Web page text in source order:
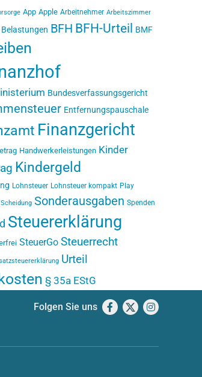
App Apple Arbeitnehmer Arbeitszimmer
BFH BFH-Urteil BMF
Bundesverfassungsgericht
Entfernungspauschale
Finanzgericht
Handwerkerleistungen Kinder
Kindergeld
Lohnsteuer Lohnsteuer kompakt Play
Scheidung Sonderausgaben Spenden
Steuererklärung
SteuerGo Steuerrecht
Urteil
§ 35a EStG
Folgen Sie uns Facebook
X Instagram